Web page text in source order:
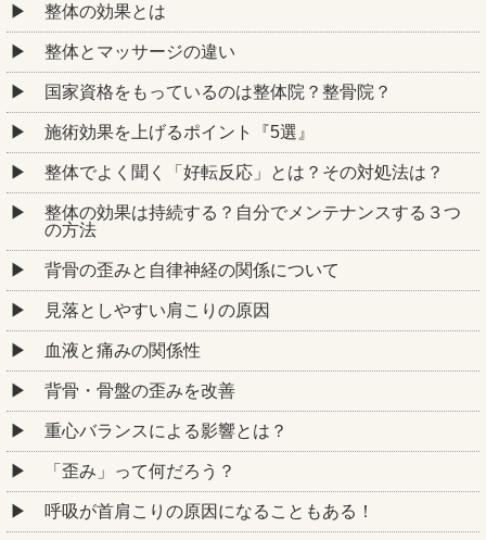
整体の効果とは
整体とマッサージの違い
国家資格をもっているのは整体院？整骨院？
施術効果を上げるポイント『5選』
整体でよく聞く「好転反応」とは？その対処法は？
整体の効果は持続する？自分でメンテナンスする３つ
の方法
背骨の歪みと自律神経の関係について
見落としやすい肩こりの原因
血液と痛みの関係性
背骨・骨盤の歪みを改善
重心バランスによる影響とは？
「歪み」って何だろう？
呼吸が首肩こりの原因になることもある！